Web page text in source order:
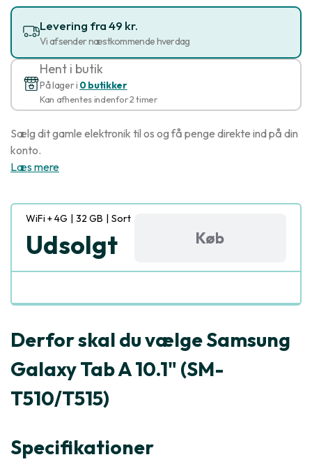
Levering fra 49 kr.
Vi afsender næstkommende hverdag
Hent i butik
På lager i 0 butikker
Kan afhentes indenfor 2 timer
Sælg dit gamle elektronik til os og få penge direkte ind på din
konto.
Læs mere
WiFi + 4G | 32 GB | Sort
Udsolgt Køb
Derfor skal du vælge Samsung
Galaxy Tab A 10.1" (SM-
T510/T515)
Specifikationer